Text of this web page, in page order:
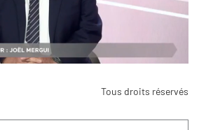
Tous droits réservés